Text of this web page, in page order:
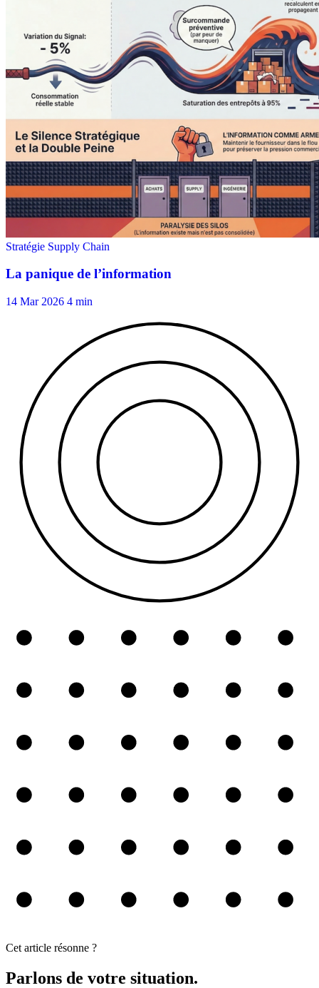
14 Mar 2026 4 min
Cet article résonne ?
Parlons de votre situation.